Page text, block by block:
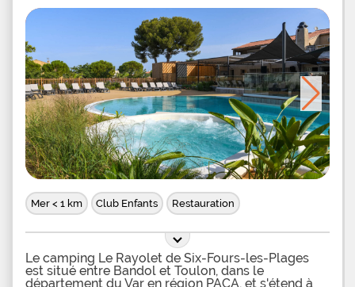
Mer < 1 km Club Enfants Restauration
Le camping Le Rayolet de Six-Fours-les-Plages
est situé entre Bandol et Toulon, dans le
département du Var en région PACA, et s'étend à